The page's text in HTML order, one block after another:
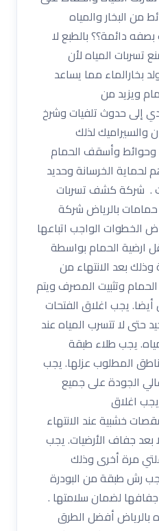
من البخار والمياه
دائمة؟؟ بالطبع لا
تسربات المياه لأن
بخارالماء مما يساعد
ويزيد من
إلى حدوث تلفيات وشرخ
والسيراميك لذلك
وحوائط وأسقف الحمام
لحماية الخرسانة وحديد
. شركة كشف تسربات
بالرياض شركة
الخطوات الواجب اتباعها
ارضية الحمام بواسطة
بعد الانتهاء من
وتثبيت المصرف ويتم
أيضا. يجب اغلاق الفتحات
حتى لا تتسرب المياه عند
يجب طلاء طبقة
المطلوب عزلها. يجب
الجودة على جميع
يجب اغلاق
خشبية عند الانتهاء
بعد جفاف الأرضيات. يجب
مرة أخرى وذلك
رش طبقة من البودرة
جفافها لضمان سلامتها .
بالرياض أفضل الطرق